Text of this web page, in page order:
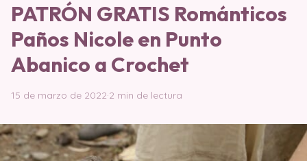
PATRÓN GRATIS Románticos
Paños Nicole en Punto
Abanico a Crochet
15 de marzo de 2022·2 min de lectura